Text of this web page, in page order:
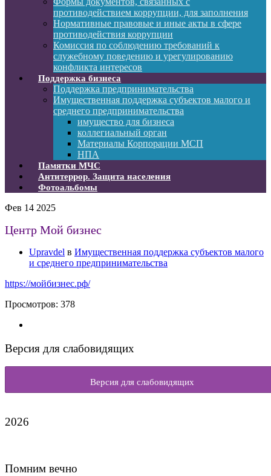
противодействием коррупции, для заполнения
Нормативные правовые и иные акты в сфере
противодействия коррупции
Комиссия по соблюдению требований к
служебному поведению и урегулированию
конфликта интересов
Поддержка бизнеса
Поддержка предпринимательства
Имущественная поддержка субъектов малого и
среднего предпринимательства
имущество для бизнеса
коллегиальный орган
Материалы Корпорации МСП
НПА
Памятки МЧС
Антитеррор. Защита населения
Фотоальбомы
Фев 14 2025
Центр Мой бизнес
Upravdel в Имущественная поддержка субъектов малого
и среднего предпринимательства
https://мойбизнес.рф/
Просмотров: 378
Версия для слабовидящих
Версия для слабовидящих
2026
Помним вечно